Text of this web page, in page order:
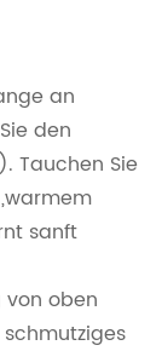
an
den
Tauchen Sie
sanft
oben